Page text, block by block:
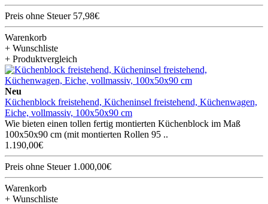
Preis ohne Steuer 57,98€
Warenkorb
+ Wunschliste
+ Produktvergleich
Neu
Küchenblock freistehend, Kücheninsel freistehend, Küchenwagen,
Eiche, vollmassiv, 100x50x90 cm
Wie bieten einen tollen fertig montierten Küchenblock im Maß
100x50x90 cm (mit montierten Rollen 95 ..
1.190,00€
Preis ohne Steuer 1.000,00€
Warenkorb
+ Wunschliste